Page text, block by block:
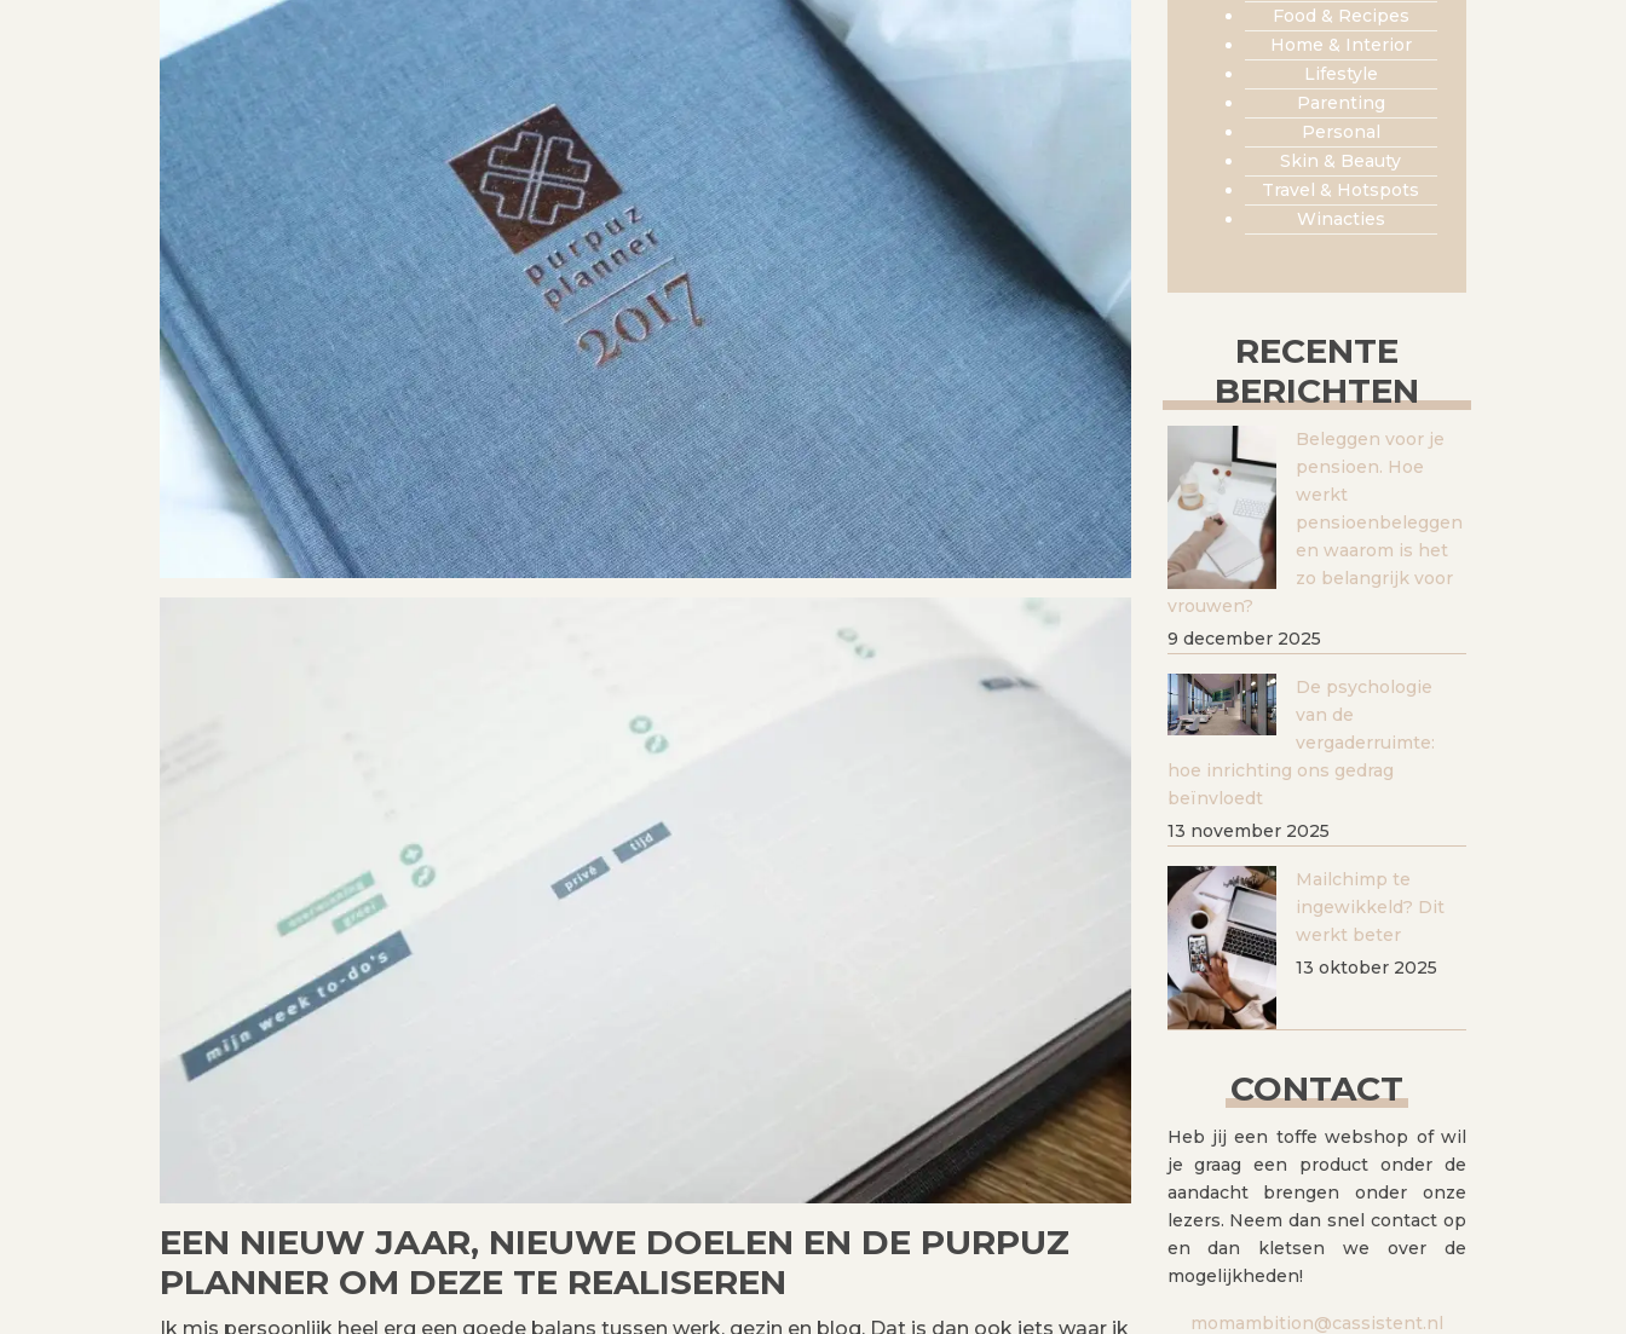
EEN NIEUW JAAR, NIEUWE DOELEN EN DE PURPUZ
PLANNER OM DEZE TE REALISEREN
Ik mis persoonlijk heel erg een goede balans tussen werk, gezin en blog. Dat is dan ook iets waar ik
Food & Recipes
Home & Interior
Lifestyle
Parenting
Personal
Skin & Beauty
Travel & Hotspots
Winacties
RECENTE
BERICHTEN
Beleggen voor je
pensioen. Hoe
werkt
pensioenbeleggen
en waarom is het
zo belangrijk voor
vrouwen?
9 december 2025
De psychologie
van de
vergaderruimte:
hoe inrichting ons gedrag
beïnvloedt
13 november 2025
Mailchimp te
ingewikkeld? Dit
werkt beter
13 oktober 2025
CONTACT
Heb jij een toffe webshop of wil
je graag een product onder de
aandacht brengen onder onze
lezers. Neem dan snel contact op
en dan kletsen we over de
mogelijkheden!
momambition@cassistent.nl